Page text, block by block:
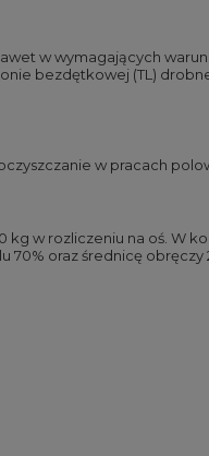
w wymagających
bezdętkowej (TL)
w pracach
kg w rozliczeniu na oś. W
70% oraz średnicę obręczy